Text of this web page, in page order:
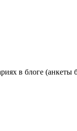
в блоге